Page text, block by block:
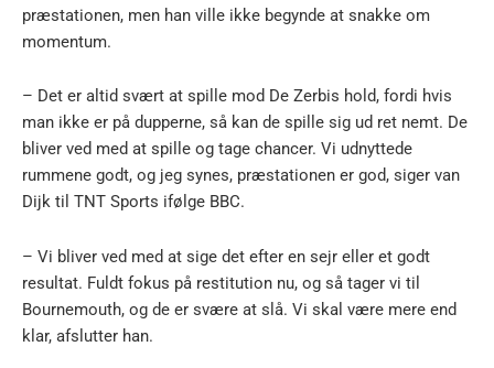
præstationen, men han ville ikke begynde at snakke om
momentum.
– Det er altid svært at spille mod De Zerbis hold, fordi hvis
man ikke er på dupperne, så kan de spille sig ud ret nemt. De
bliver ved med at spille og tage chancer. Vi udnyttede
rummene godt, og jeg synes, præstationen er god, siger van
Dijk til TNT Sports ifølge BBC.
– Vi bliver ved med at sige det efter en sejr eller et godt
resultat. Fuldt fokus på restitution nu, og så tager vi til
Bournemouth, og de er svære at slå. Vi skal være mere end
klar, afslutter han.